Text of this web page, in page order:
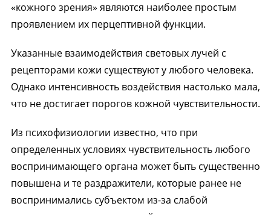
«кожного зрения» являются наиболее простым
проявлением их перцептивной функции.
Указанные взаимодействия световых лучей с
рецепторами кожи существуют у любого человека.
Однако интенсивность воздействия настолько мала,
что не достигает порогов кожной чувствительности.
Из психофизиологии известно, что при
определенных условиях чувствительность любого
воспринимающего органа может быть существенно
повышена и те раздражители, которые ранее не
воспринимались субъектом из-за слабой